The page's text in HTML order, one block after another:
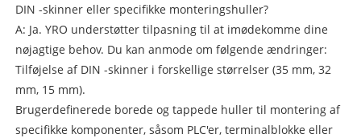
DIN -skinner eller specifikke monteringshuller?
A: Ja. YRO understøtter tilpasning til at imødekomme dine
nøjagtige behov. Du kan anmode om følgende ændringer:
Tilføjelse af DIN -skinner i forskellige størrelser (35 mm, 32
mm, 15 mm).
Brugerdefinerede borede og tappede huller til montering af
specifikke komponenter, såsom PLC'er, terminalblokke eller